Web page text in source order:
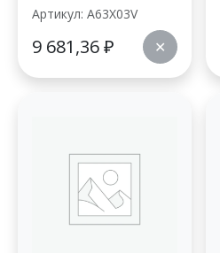
Артикул: A63X03V
9 681,36₽ ✕